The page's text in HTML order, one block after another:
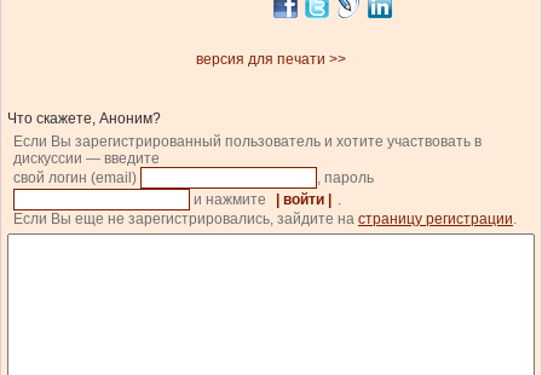
версия для печати >>
Что скажете, Аноним?
Если Вы зарегистрированный пользователь и хотите участвовать в
дискуссии — введите
свой логин (email)
, пароль
и нажмите
| войти |
.
Если Вы еще не зарегистрировались, зайдите на страницу регистрации.